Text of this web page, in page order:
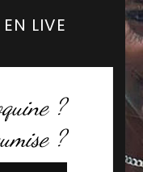
LIVE
?
?